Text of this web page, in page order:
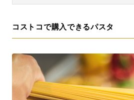
コストコで購入できるパスタ